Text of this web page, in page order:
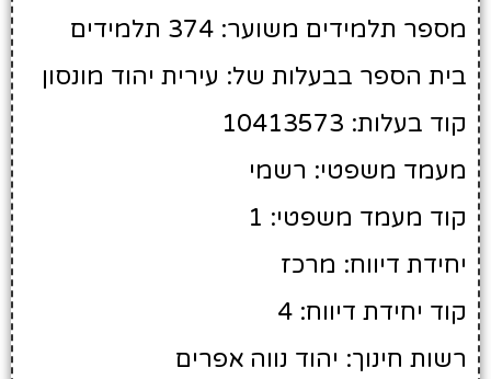
מספר תלמידים משוער: 374 תלמידים
בית הספר בבעלות של: עירית יהוד מונסון
קוד בעלות: 10413573
מעמד משפטי: רשמי
קוד מעמד משפטי: 1
יחידת דיווח: מרכז
קוד יחידת דיווח: 4
רשות חינוך: יהוד נווה אפרים